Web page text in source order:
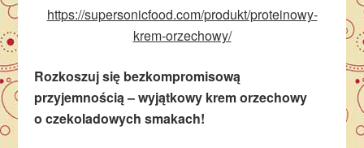
https://supersonicfood.com/produkt/proteinowy-
krem-orzechowy/
Rozkoszuj się bezkompromisową
przyjemnością – wyjątkowy krem orzechowy
o czekoladowych smakach!